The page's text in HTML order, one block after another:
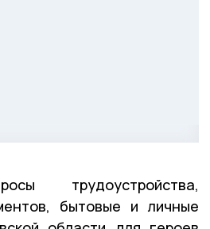
трудоустройства,
бытовые и личные